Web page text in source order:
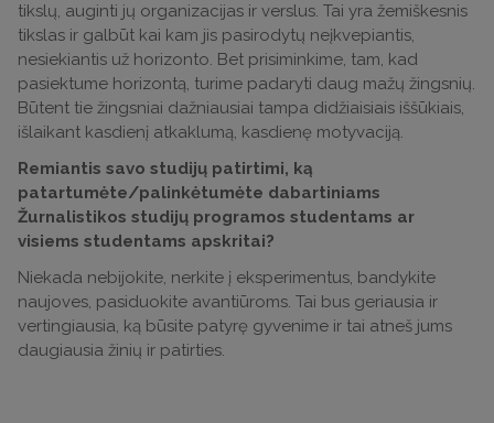
tikslų, auginti jų organizacijas ir verslus. Tai yra žemiškesnis
tikslas ir galbūt kai kam jis pasirodytų neįkvepiantis,
nesiekiantis už horizonto. Bet prisiminkime, tam, kad
pasiektume horizontą, turime padaryti daug mažų žingsnių.
Būtent tie žingsniai dažniausiai tampa didžiaisiais iššūkiais,
išlaikant kasdienį atkaklumą, kasdienę motyvaciją.
Remiantis savo studijų patirtimi, ką
patartumėte/palinkėtumėte dabartiniams
Žurnalistikos studijų programos studentams ar
visiems studentams apskritai?
Niekada nebijokite, nerkite į eksperimentus, bandykite
naujoves, pasiduokite avantiūroms. Tai bus geriausia ir
vertingiausia, ką būsite patyrę gyvenime ir tai atneš jums
daugiausia žinių ir patirties.